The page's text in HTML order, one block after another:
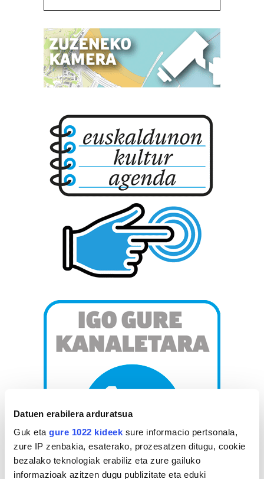
Datuen erabilera arduratsua
Guk eta gure 1022 kideek sure informacio pertsonala,
zure IP zenbakia, esaterako, prozesatzen ditugu, cookie
bezalako teknologiak erabiliz eta zure gailuko
informazioak azitzen dugu publizitate eta eduki